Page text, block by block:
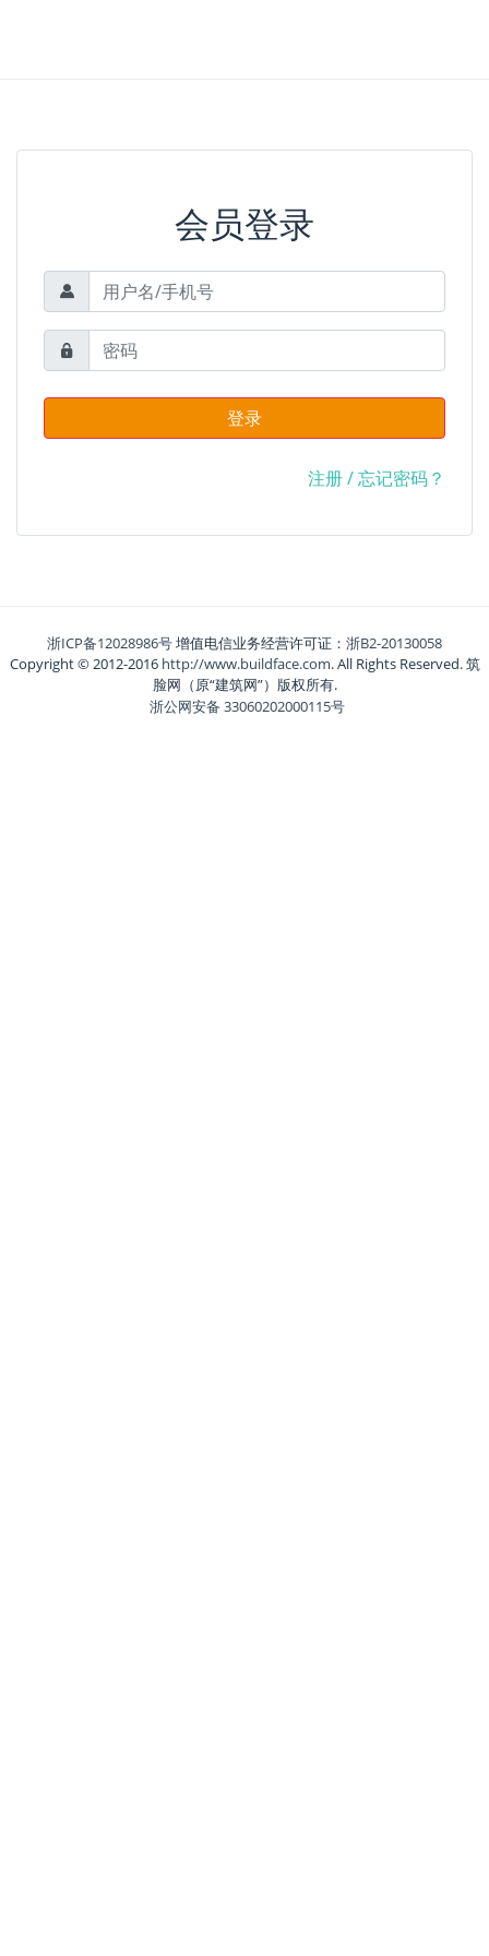
会员登录
登录
注册/忘记密码？
浙ICP备12028986号增值电信业务经营许可证： 浙B2-20130058
Copyright © 2012-2016 http://www.buildface.com. All Rights Reserved. 筑
脸网（原“建筑网”）版权所有.
浙公网安备 33060202000115号